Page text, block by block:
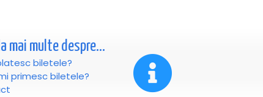
mai multe despre...
biletele?
primesc biletele?